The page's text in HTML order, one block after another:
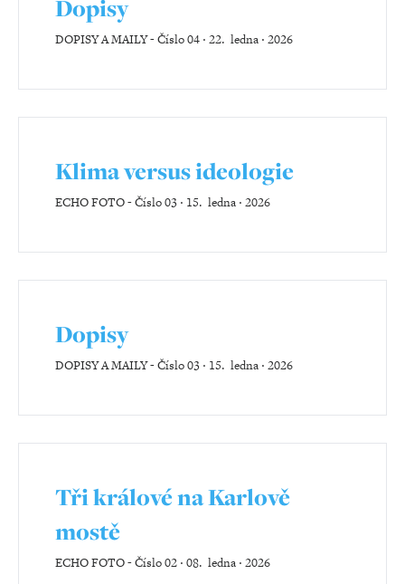
Dopisy
DOPISY A MAILY-Číslo 04 ‧ 22. ledna ‧ 2026
Klima versus ideologie
ECHO FOTO-Číslo 03 ‧ 15. ledna ‧ 2026
Dopisy
DOPISY A MAILY-Číslo 03 ‧ 15. ledna ‧ 2026
Tři králové na Karlově
mostě
ECHO FOTO-Číslo 02 ‧ 08. ledna ‧ 2026